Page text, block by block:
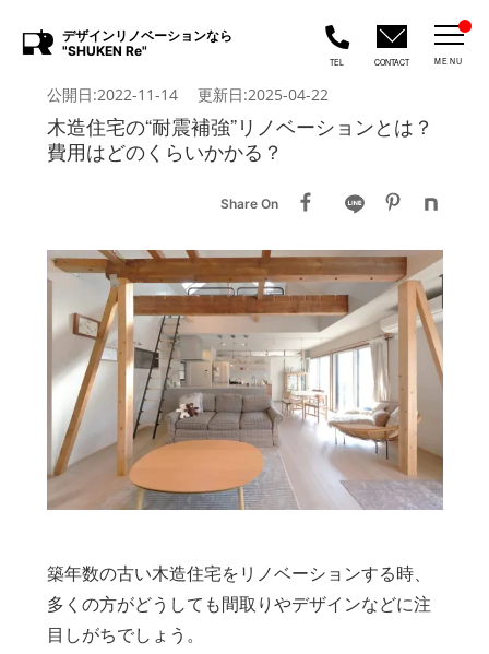
デザインリノベーションなら
"SHUKEN Re"
TEL CONTACT MENU
公開日:2022-11-14 更新日:2025-04-22
木造住宅の“耐震補強”リノベーションとは？
費用はどのくらいかかる？
Share On
築年数の古い木造住宅をリノベーションする時、
多くの方がどうしても間取りやデザインなどに注
目しがちでしょう。